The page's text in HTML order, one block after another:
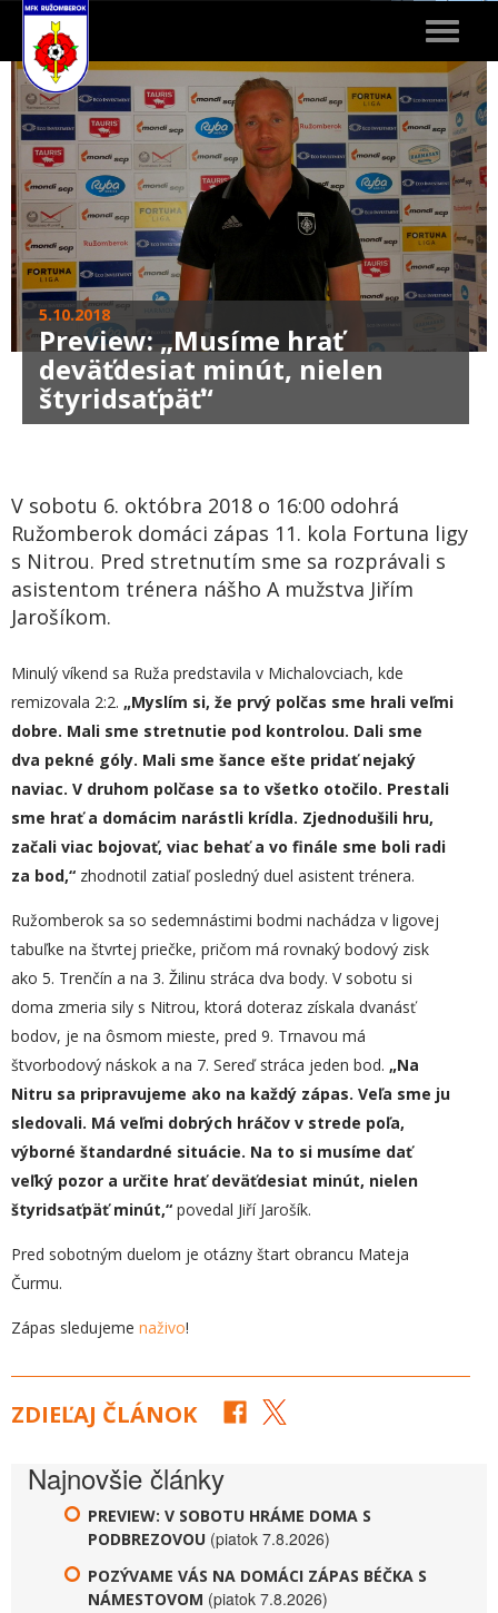
Toggle
5.10.2018
Preview: „Musíme hrať
deväťdesiat minút, nielen
štyridsaťpäť“
V sobotu 6. októbra 2018 o 16:00 odohrá
Ružomberok domáci zápas 11. kola Fortuna ligy
s Nitrou. Pred stretnutím sme sa rozprávali s
asistentom trénera nášho A mužstva Jiřím
Jarošíkom.
Minulý víkend sa Ruža predstavila v Michalovciach, kde
remizovala 2:2. „Myslím si, že prvý polčas sme hrali veľmi
dobre. Mali sme stretnutie pod kontrolou. Dali sme
dva pekné góly. Mali sme šance ešte pridať nejaký
naviac. V druhom polčase sa to všetko otočilo. Prestali
sme hrať a domácim narástli krídla. Zjednodušili hru,
začali viac bojovať, viac behať a vo finále sme boli radi
za bod,“ zhodnotil zatiaľ posledný duel asistent trénera.
Ružomberok sa so sedemnástimi bodmi nachádza v ligovej
tabuľke na štvrtej priečke, pričom má rovnaký bodový zisk
ako 5. Trenčín a na 3. Žilinu stráca dva body. V sobotu si
doma zmeria sily s Nitrou, ktorá doteraz získala dvanásť
bodov, je na ôsmom mieste, pred 9. Trnavou má
štvorbodový náskok a na 7. Sereď stráca jeden bod. „Na
Nitru sa pripravujeme ako na každý zápas. Veľa sme ju
sledovali. Má veľmi dobrých hráčov v strede poľa,
výborné štandardné situácie. Na to si musíme dať
veľký pozor a určite hrať deväťdesiat minút, nielen
štyridsaťpäť minút,“ povedal Jiří Jarošík.
Pred sobotným duelom je otázny štart obrancu Mateja
Čurmu.
Zápas sledujeme naživo!
ZDIEĽAJ ČLÁNOK
Najnovšie články
PREVIEW: V SOBOTU HRÁME DOMA S
PODBREZOVOU (piatok 7.8.2026)
POZÝVAME VÁS NA DOMÁCI ZÁPAS BÉČKA S
NÁMESTOVOM (piatok 7.8.2026)